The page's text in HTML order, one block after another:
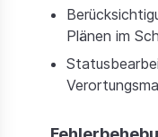
Plänen im